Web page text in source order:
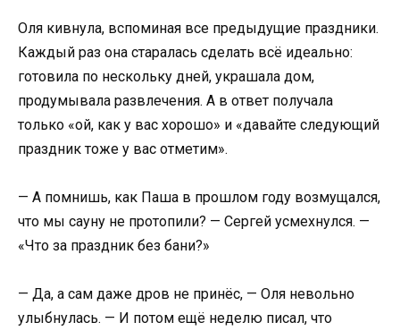
Оля кивнула, вспоминая все предыдущие праздники.
Каждый раз она старалась сделать всё идеально:
готовила по нескольку дней, украшала дом,
продумывала развлечения. А в ответ получала
только «ой, как у вас хорошо» и «давайте следующий
праздник тоже у вас отметим».
— А помнишь, как Паша в прошлом году возмущался,
что мы сауну не протопили? — Сергей усмехнулся. —
«Что за праздник без бани?»
— Да, а сам даже дров не принёс, — Оля невольно
улыбнулась. — И потом ещё неделю писал, что